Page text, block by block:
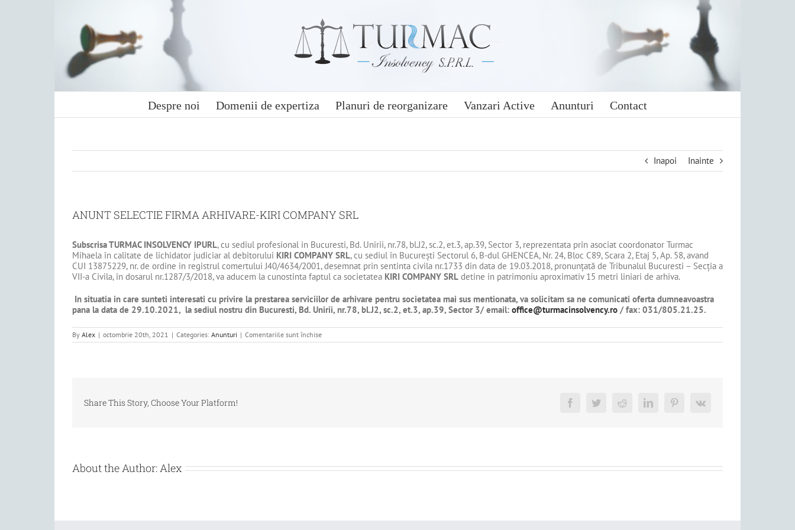
Despre noi Domenii de expertiza Planuri de reorganizare Vanzari Active Anunturi Contact
Inapoi Inainte
ANUNT SELECTIE FIRMA ARHIVARE-KIRI COMPANY SRL
SubscrisaTURMAC INSOLVENCY IPURL, cu sediul profesional in Bucuresti, Bd. Unirii, nr.78, bl.J2, sc.2, et.3, ap.39, Sector 3, reprezentata prin asociat coordonator Turmac
Mihaela în calitate de lichidator judiciar al debitorului KIRI COMPANY SRL, cu sediul în Bucureşti Sectorul 6, B-dul GHENCEA, Nr. 24, Bloc C89, Scara 2, Etaj 5, Ap. 58, avand
CUI 13875229, nr. de ordine in registrul comertului J40/4634/2001, desemnat prin sentinta civila nr.1733 din data de 19.03.2018, pronunţată de Tribunalul Bucuresti – Secţia a
VII-a Civila, în dosarul nr.1287/3/2018, va aducem la cunostinta faptul ca societatea KIRI COMPANY SRL detine in patrimoniu aproximativ 15 metri liniari de arhiva.
In situatia in care sunteti interesati cu privire la prestarea serviciilor de arhivare pentru societatea mai sus mentionata, va solicitam sa ne comunicati oferta dumneavoastra
pana la data de 29.10.2021, la sediul nostru din Bucuresti, Bd. Unirii, nr.78, bl.J2, sc.2, et.3, ap.39, Sector 3/ email: office@turmacinsolvency.ro / fax: 031/805.21.25.
By Alex | octombrie 20th, 2021 | Categories: Anunturi | Comentariile sunt închisepentru
ANUNT
Share This Story, Choose Your Platform! FacebookTwitterReddit LinkedInPinterest
Vk
About the Author:Alex